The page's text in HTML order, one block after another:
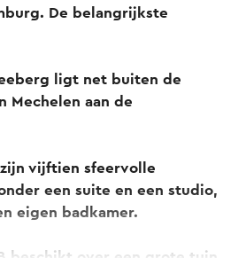
De belangrijkste
ligt net buiten de
Mechelen aan de
vijftien sfeervolle
een suite en een studio,
eigen badkamer.